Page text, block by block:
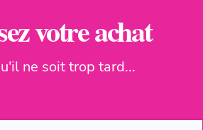
votre achat
ne soit trop tard...